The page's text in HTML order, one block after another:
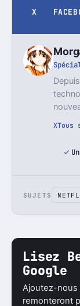
X
XTous
SUJETS
Lisez
Google
Ajoutez-nous
remonteront